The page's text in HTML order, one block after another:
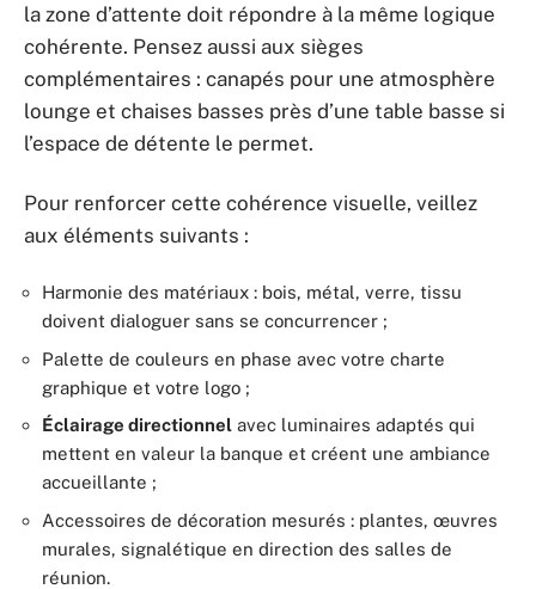
la zone d’attente doit répondre à la même logique
cohérente. Pensez aussi aux sièges
complémentaires : canapés pour une atmosphère
lounge et chaises basses près d’une table basse si
l’espace de détente le permet.
Pour renforcer cette cohérence visuelle, veillez
aux éléments suivants :
Harmonie des matériaux : bois, métal, verre, tissu
doivent dialoguer sans se concurrencer ;
Palette de couleurs en phase avec votre charte
graphique et votre logo ;
Éclairage directionnel avec luminaires adaptés qui
mettent en valeur la banque et créent une ambiance
accueillante ;
Accessoires de décoration mesurés : plantes, œuvres
murales, signalétique en direction des salles de
réunion.